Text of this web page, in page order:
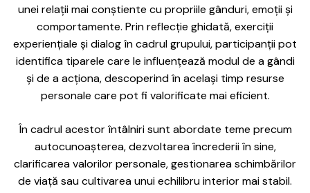
unei relații mai conștiente cu propriile gânduri, emoții și
comportamente. Prin reflecție ghidată, exerciții
experiențiale și dialog în cadrul grupului, participanții pot
identifica tiparele care le influențează modul de a gândi
și de a acționa, descoperind în același timp resurse
personale care pot fi valorificate mai eficient.
În cadrul acestor întâlniri sunt abordate teme precum
autocunoașterea, dezvoltarea încrederii în sine,
clarificarea valorilor personale, gestionarea schimbărilor
de viață sau cultivarea unui echilibru interior mai stabil.